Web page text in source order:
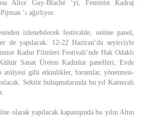
Alice Guy-Blaché ’yi, Feminist Kadraj
’ı ağırlıyor.
izlenebilecek festivalde, online panel,
de yapılacak. 12-22 Haziran’da seyirciyle
Kadın Filmleri Festivali’nde Hak Odaklı
Sanat Üreten Kadınlar panelleri, Evde
atölyesi gibi etkinlikler, forumlar, yönetmen-
Sektör buluşmalarında bu yıl Kameralı
olarak yapılacak kapanışında bu yılın Altın